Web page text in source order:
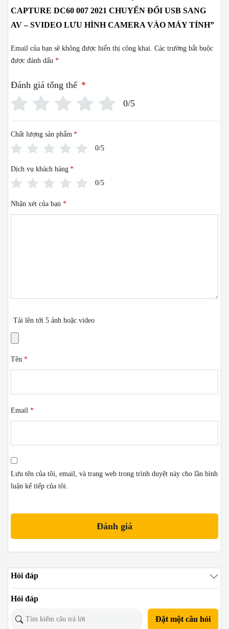
CAPTURE DC60 007 2021 CHUYỂN ĐỔI USB SANG
AV – SVIDEO LƯU HÌNH CAMERA VÀO MÁY TÍNH”
Email của bạn sẽ không được hiển thị công khai. Các trường bắt buộc
được đánh dấu *
Đánh giá tổng thể *
0/5
Chất lượng sản phẩm *
0/5
Dịch vụ khách hàng *
0/5
Nhận xét của bạn *
Tải lên tới 5 ảnh hoặc video
Tên *
Email *
Lưu tên của tôi, email, và trang web trong trình duyệt này cho lần bình
luận kế tiếp của tôi.
Hỏi đáp
Hỏi đáp
Đặt một câu hỏi